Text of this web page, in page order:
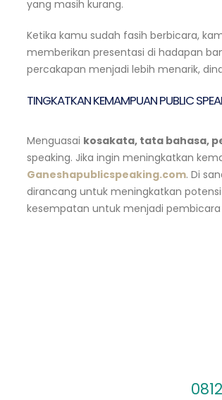
yang masih kurang.
Ketika kamu sudah fasih berbicara,
memberikan presentasi di hadapan
percakapan menjadi lebih menarik,
TINGKATKAN KEMAMPUAN PUBLIC
Menguasai kosakata, tata bahasa,
speaking. Jika ingin meningkatkan
Ganeshapublicspeaking.com. Di
dirancang untuk meningkatkan
kesempatan untuk menjadi